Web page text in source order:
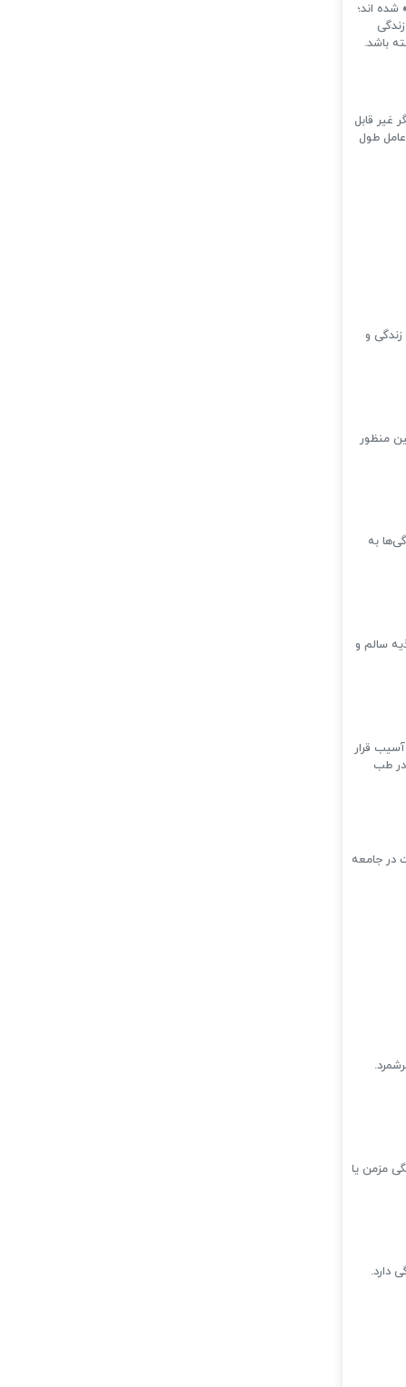
شده‌ اند؛
باشد.
غیر قابل
طول
و
منظور
به
سالم و
قرار
مطرح‌شده در طب
در جامعه
مزمن یا